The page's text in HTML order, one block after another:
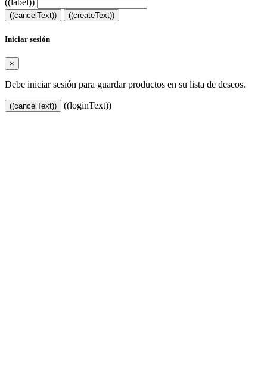
((cancelText)) ((createText))
Iniciar sesión
×
Debe iniciar sesión para guardar productos en su lista de deseos.
((cancelText)) ((loginText))